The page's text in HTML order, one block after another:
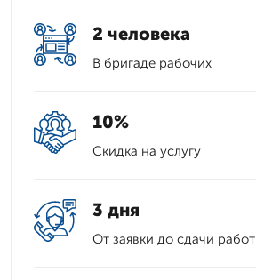
2 человека
В бригаде рабочих
10%
Скидка на услугу
3 дня
От заявки до сдачи работ